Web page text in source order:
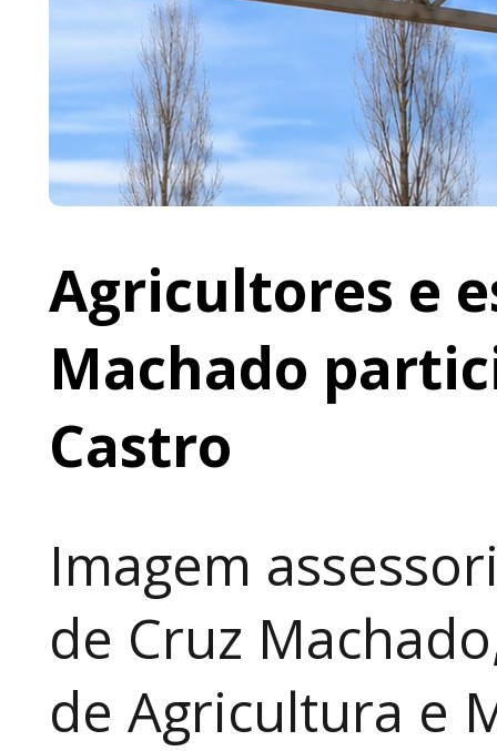
Agricultores e
Machado
Castro
Imagem
de Cruz
de Agricultura e